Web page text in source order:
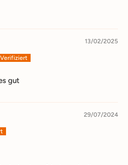
13/02/2025
gut
29/07/2024